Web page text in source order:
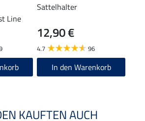
Line
Sattelhalter
12,90 €
4.7 96
In den Warenkorb
KAUFTEN AUCH